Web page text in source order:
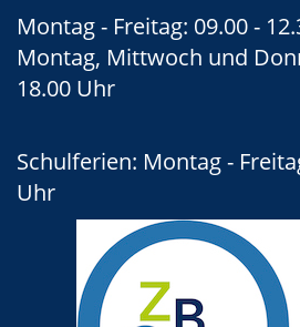
Montag - Freitag: 09.00 -
Montag, Mittwoch und
18.00 Uhr
Schulferien: Montag -
Uhr